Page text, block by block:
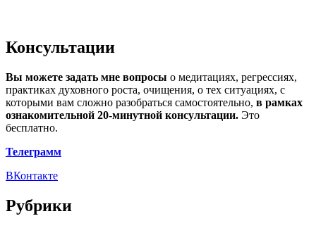
Консультации
Вы можете задать мне вопросы о медитациях, регрессиях,
практиках духовного роста, очищения, о тех ситуациях, с
которыми вам сложно разобраться самостоятельно, в рамках
ознакомительной 20-минутной консультации. Это
бесплатно.
Телеграмм
ВКонтакте
Рубрики